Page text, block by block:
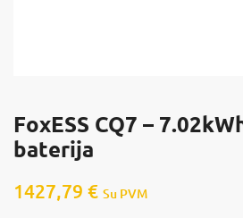
FoxESS CQ7 –
baterija
1427,79 € Su PVM